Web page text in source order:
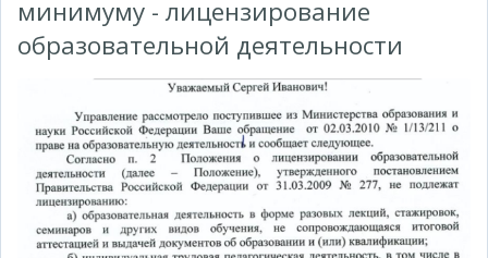
минимуму - лицензирование
образовательной деятельности